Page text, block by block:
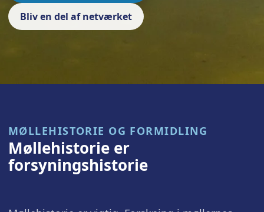
Bliv en del af netværket
MØLLEHISTORIE OG FORMIDLING
Møllehistorie er
forsyningshistorie